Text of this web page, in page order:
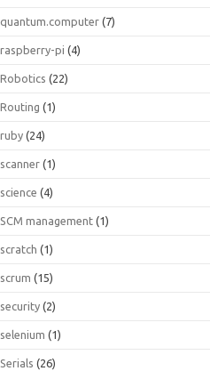
quantum.computer (7)
raspberry-pi (4)
Robotics (22)
Routing (1)
ruby (24)
scanner (1)
science (4)
SCM management (1)
scratch (1)
scrum (15)
security (2)
selenium (1)
Serials (26)